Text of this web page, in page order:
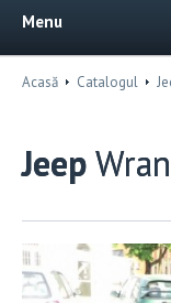
Menu
Acasă Catalogul
Jeep